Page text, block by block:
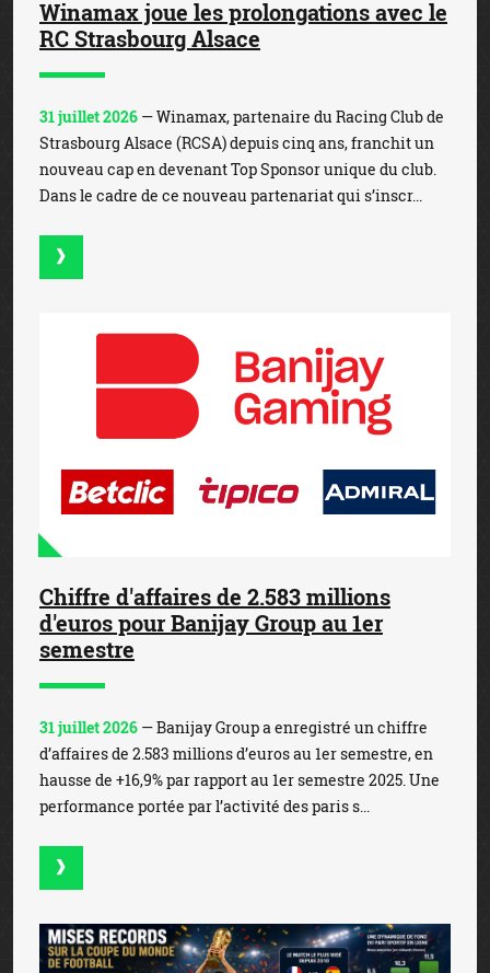
Winamax joue les prolongations avec le
RC Strasbourg Alsace
31 juillet 2026 — Winamax, partenaire du Racing Club de
Strasbourg Alsace (RCSA) depuis cinq ans, franchit un
nouveau cap en devenant Top Sponsor unique du club.
Dans le cadre de ce nouveau partenariat qui s’inscr...
Chiffre d'affaires de 2.583 millions
d'euros pour Banijay Group au 1er
semestre
31 juillet 2026 — Banijay Group a enregistré un chiffre
d’affaires de 2.583 millions d’euros au 1er semestre, en
hausse de +16,9% par rapport au 1er semestre 2025. Une
performance portée par l’activité des paris s...